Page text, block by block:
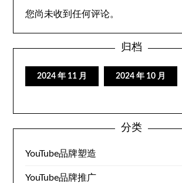
您尚未收到任何评论。
归档
2024 年 11 月 2024 年 10 月
分类
YouTube品牌塑造
YouTube品牌推广